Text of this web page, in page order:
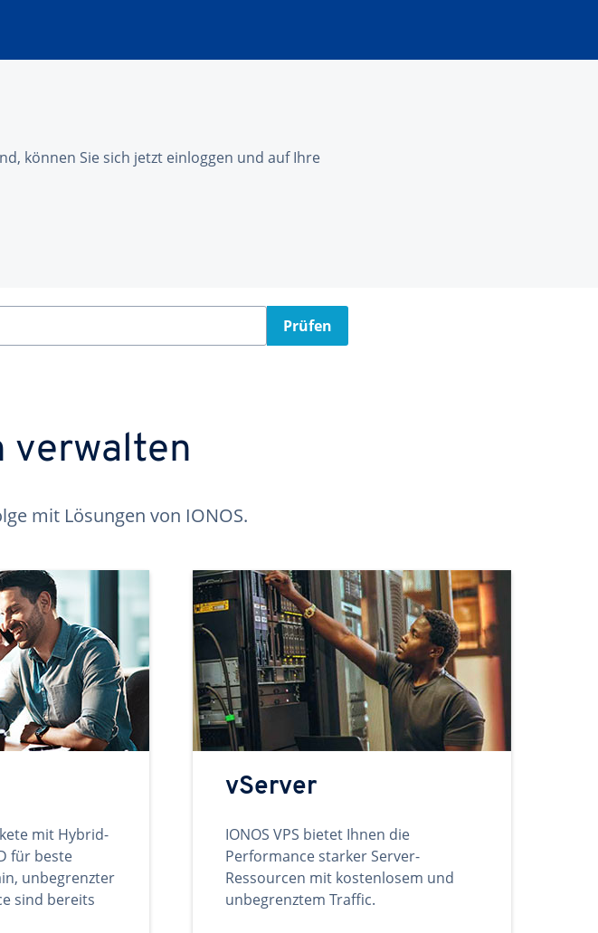
können Sie sich jetzt einloggen und auf Ihre
Prüfen
verwalten
mit Lösungen von IONOS.
mit Hybrid-
für beste
unbegrenzter
sind bereits
vServer
IONOS VPS bietet Ihnen die
Performance starker Server-
Ressourcen mit kostenlosem und
unbegrenztem Traffic.